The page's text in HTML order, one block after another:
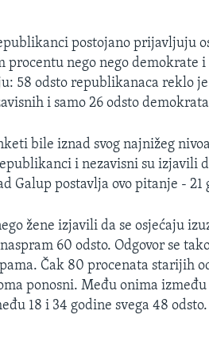
postojano prijavljuju
procentu nego nego demokrate
58 odsto republikanaca reklo
i samo 26 odsto
bile iznad svog najnižeg
i nezavisni su izjavili
Galup postavlja ovo pitanje - 21
žene izjavili da se osjećaju
60 odsto. Odgovor se
Čak 80 procenata starijih
ponosni. Među onima između
18 i 34 godine svega 48 odsto.